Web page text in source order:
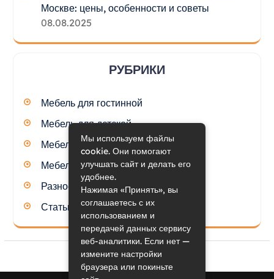
Москве: цены, особенности и советы
08.08.2025
РУБРИКИ
Мебель для гостинной
Мебель для детской
Мебель для кухни
Мебель для спальни
Разное
Статьи
Мы используем файлы
cookie. Они помогают
улучшать сайт и делать его
удобнее.
Нажимая «Принять», вы
соглашаетесь с их
использованием и
передачей данных сервису
веб-аналитики. Если нет —
измените настройки
браузера или покиньте